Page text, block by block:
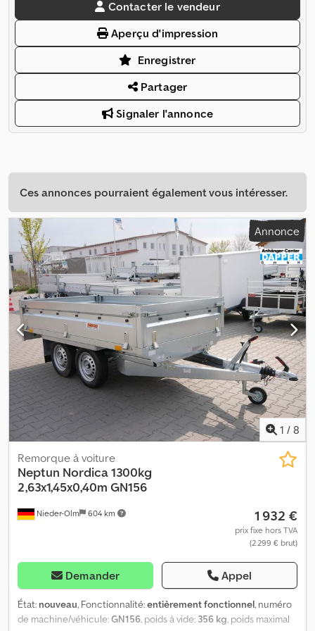
Contacter le vendeur
Aperçu d'impression
Enregistrer
Partager
Signaler l'annonce
Ces annonces pourraient également vous intéresser.
Annonce
1 / 8
Nieder-Olm 604 km
Remorque à voiture
Neptun Nordica 1300kg
2,63x1,45x0,40m GN156
1 932 €
prix fixe hors TVA
(2 299 € brut)
Demander Appel
État: nouveau, Fonctionnalité:entièrement fonctionnel, numéro
de machine/véhicule:GN156 , poids à vide: 356 kg , poids maximal